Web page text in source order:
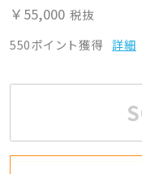
￥55,000 税抜
550ポイント獲得 詳細